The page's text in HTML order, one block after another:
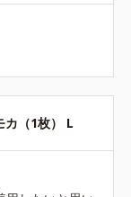
適です！ 補正
いよなぁと思
もしっかり
ムレスなバー
カ（1枚） L